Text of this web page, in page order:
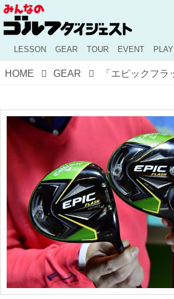
LESSON GEAR TOUR EVENT PLAY
HOME GEAR